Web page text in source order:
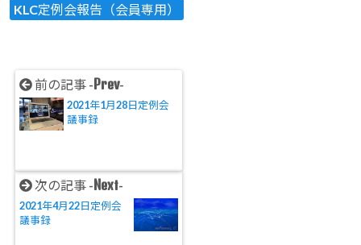
KLC定例会報告（会員専用）
前の記事 -Prev-
2021年1月28日定例会
議事録
次の記事 -Next-
2021年4月22日定例会
議事録